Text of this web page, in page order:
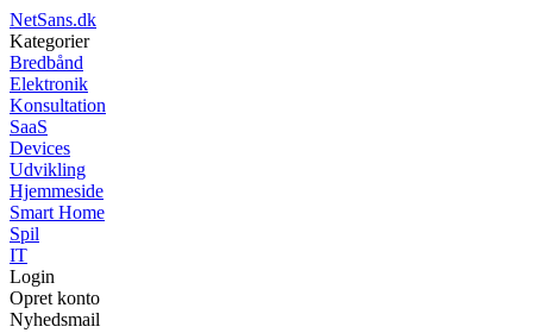
NetSans.dk
Kategorier
Bredbånd
Elektronik
Konsultation
SaaS
Devices
Udvikling
Hjemmeside
Smart Home
Spil
IT
Login
Opret konto
Nyhedsmail